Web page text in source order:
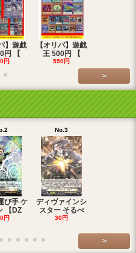
】遊戯
円 【
円
【オリパ】遊戯
王 500円 【
550円
>
び手 ケ
【DZ
円
No.3
ディヴァインシ
スター そるべ
30円
>